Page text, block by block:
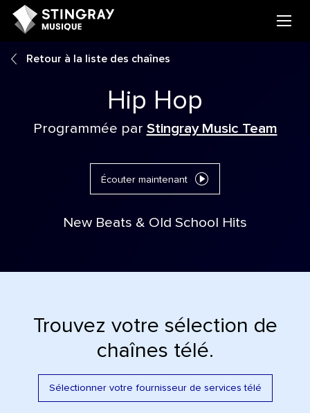
Retour à la liste des chaînes
Hip Hop
Programmée par Stingray Music Team
Écouter maintenant
New Beats & Old School Hits
Trouvez votre sélection de
chaînes télé.
Sélectionner votre fournisseur de services télé